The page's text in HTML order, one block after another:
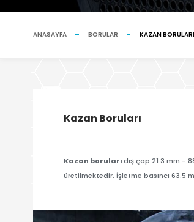
ANASAYFA BORULAR KAZAN BORULARI
Kazan Boruları
Kazan borularıdış çap 21.3 mm -
üretilmektedir. İşletme basıncı 63.5